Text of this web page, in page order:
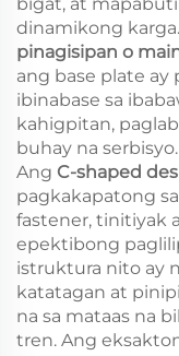
dinamikong
pinagisipan o
ang base plate ay
ibinabase sa
kahigpitan,
buhay na serbisyo.
Ang C-shaped
pagkakapatong
fastener, tinitiyak
epektibong
istruktura nito ay
katatagan at
na sa mataas na
tren. Ang